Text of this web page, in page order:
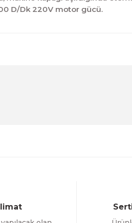
D/Dk 220V motor gücü.